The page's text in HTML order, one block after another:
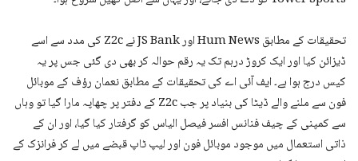
تحقیقات کے مطابق Hum News اور JS Bank نے Z2c کی مدد سے اسے
ڈیزائن کیا اور ایک کروڑ درہم تک یہ رقم حوالہ کر بھی دی گئی جس پر یہ
کیس درج ہوا ہے۔ ایف آئی اے کی تحقیقات کے مطابق نعمان رؤف کے موبائل
فون سے ملنے والے ڈیٹا کی بنیاد پر جب Z2c کے دفتر پر چھاپہ مارا گیا تو وہاں
سے کمپنی کے چیف فنانس افسر فیصل الیاس کو گرفتار کیا گیا، اور ان کے
ذاتی استعمال میں موجود موبائل فون اور لیپ ٹاپ قبضے میں لے کر فرانزک کے